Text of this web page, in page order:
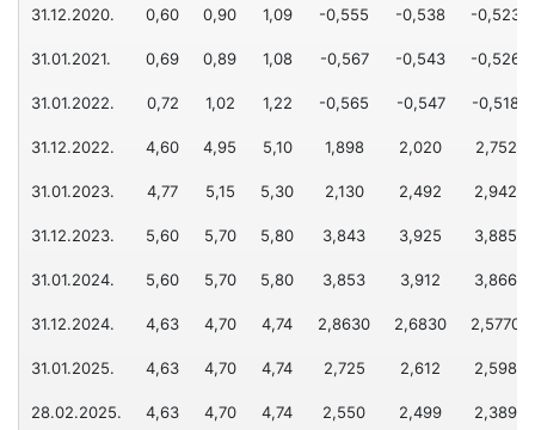
Исплата пензије на кућну адресу
Кредити за рефинансирање
Потрошачки кредити
Ауто кредити
Стамбени кредит
Кредит за енергетску ефикасност
ПЛАТНИ ПРОМЕТ
Платни промет у земљи
Платни промет у иностранству
DinaCard дебитна
КРЕДИТИ
Visa дебитна
Бесплатне акције
Штедне обвезнице
31.12.2020. 0,60 0,90 1,09 -0,555 -0,538 -0,523
31.01.2021. 0,69 0,89 1,08 -0,567 -0,543 -0,526
31.01.2022. 0,72 1,02 1,22 -0,565 -0,547 -0,518
31.12.2022. 4,60 4,95 5,10 1,898 2,020 2,752
31.01.2023. 4,77 5,15 5,30 2,130 2,492 2,942
31.12.2023. 5,60 5,70 5,80 3,843 3,925 3,885
31.01.2024. 5,60 5,70 5,80 3,853 3,912 3,866
31.12.2024. 4,63 4,70 4,74 2,8630 2,6830 2,5770
31.01.2025. 4,63 4,70 4,74 2,725 2,612 2,598
28.02.2025. 4,63 4,70 4,74 2,550 2,499 2,389